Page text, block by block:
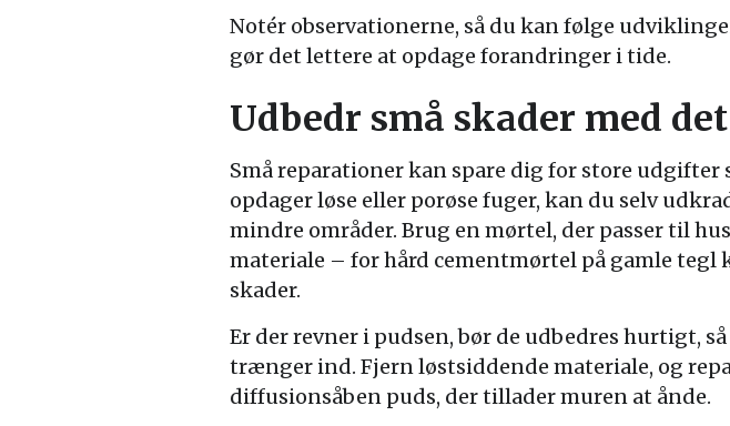
Notér observationerne, så du kan følge
gør det lettere at opdage forandringer i tide.
Udbedr små skader med
Små reparationer kan spare dig for store udgifter
opdager løse eller porøse fuger, kan du selv
mindre områder. Brug en mørtel, der passer til
materiale – for hård cementmørtel på gamle tegl
skader.
Er der revner i pudsen, bør de udbedres hurtigt,
trænger ind. Fjern løstsiddende materiale, og
diffusionsåben puds, der tillader muren at ånde.